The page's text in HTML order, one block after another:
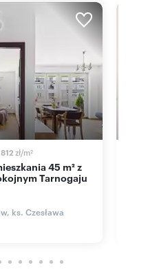
zł/m2
Tarnogaju
ks. Czesława